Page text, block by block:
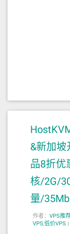
&新加
品8折优
核/2G/
量/
作者： VPS推
VPS,低价VPS |